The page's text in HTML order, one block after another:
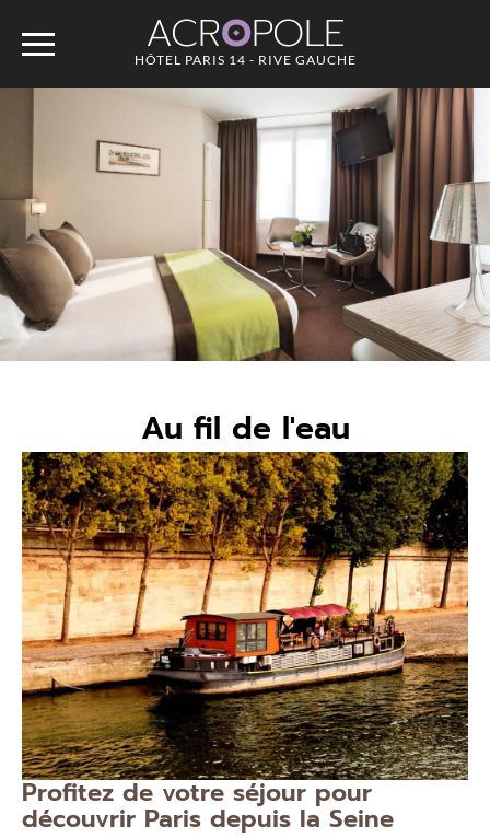
ACROPOLE
HÔTEL PARIS 14 - RIVE GAUCHE
Au fil de l'eau
Profitez de votre séjour pour
découvrir Paris depuis la Seine